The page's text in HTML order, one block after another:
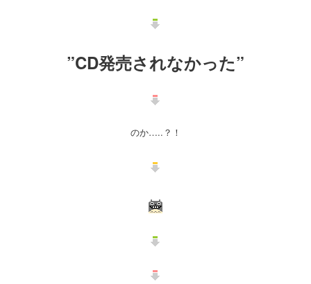
”CD発売されなかった”
のか…..？！